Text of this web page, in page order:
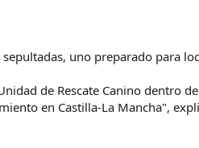
uno preparado para
de Rescate Canino dentro
en Castilla-La Mancha",